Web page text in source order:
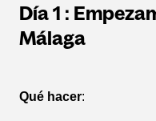
Día 1 :
Málaga
Qué hacer: